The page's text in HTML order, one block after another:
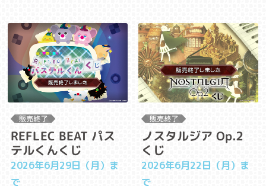
REFLEC BEAT パス
テルくんくじ
2026年6月29日（月）ま
で
ノスタルジア Op.2
くじ
2026年6月22日（月）ま
で